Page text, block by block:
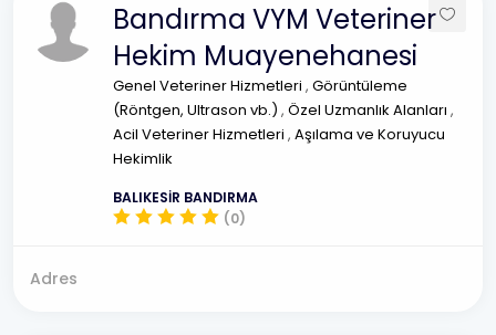
Bandırma VYM Veteriner
Hekim Muayenehanesi
Genel Veteriner Hizmetleri , Görüntüleme
(Röntgen, Ultrason vb.) , Özel Uzmanlık Alanları ,
Acil Veteriner Hizmetleri , Aşılama ve Koruyucu
Hekimlik
BALIKESİR BANDIRMA
(0)
Adres